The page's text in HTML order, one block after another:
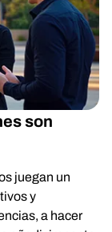
son
juegan un
y
a hacer